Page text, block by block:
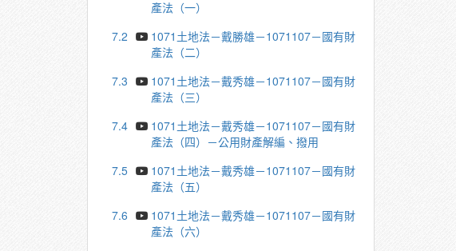
產法（一）
7.2
1071土地法－戴勝雄－1071107－國有財
產法（二）
7.3
1071土地法－戴秀雄－1071107－國有財
產法（三）
7.4
1071土地法－戴秀雄－1071107－國有財
產法（四）－公用財產解編、撥用
7.5
1071土地法－戴秀雄－1071107－國有財
產法（五）
7.6
1071土地法－戴秀雄－1071107－國有財
產法（六）